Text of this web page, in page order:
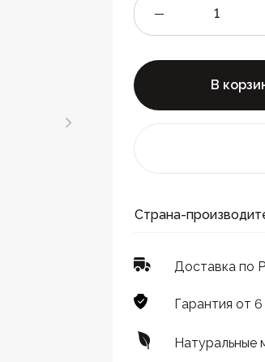
В
Страна-
Доставка по
Гарантия от
Натуральные